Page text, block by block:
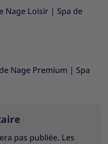
Nage Loisir | Spa de
Nage Premium | Spa
pas publiée. Les